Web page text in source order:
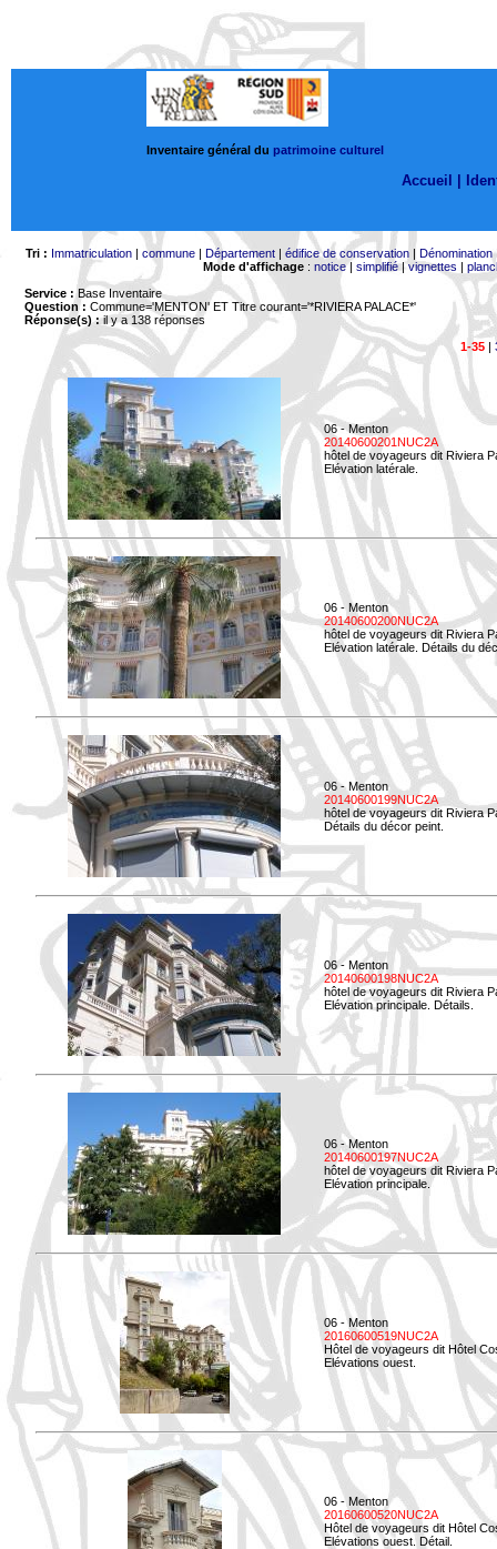
Inventaire général du patrimoine culturel
Accueil |
Tri : Immatriculation| commune| Département| édifice de conservation| Dénomination
Mode d'affichage: notice| simplifié|vignettes |
Service : Base Inventaire
Question : Commune='MENTON' ET Titre courant='*RIVIERA PALACE*'
Réponse(s) :il y a 138 réponses
1-35|
06 - Menton
20140600201NUC2A
hôtel de voyageurs dit Riviera
Elévation latérale.
06 - Menton
20140600200NUC2A
hôtel de voyageurs dit Riviera
Elévation latérale. Détails du
06 - Menton
20140600199NUC2A
hôtel de voyageurs dit Riviera
Détails du décor peint.
06 - Menton
20140600198NUC2A
hôtel de voyageurs dit Riviera
Elévation principale. Détails.
06 - Menton
20140600197NUC2A
hôtel de voyageurs dit Riviera
Elévation principale.
06 - Menton
20160600519NUC2A
Hôtel de voyageurs dit Hôtel
Elévations ouest.
06 - Menton
20160600520NUC2A
Hôtel de voyageurs dit Hôtel
Elévations ouest. Détail.